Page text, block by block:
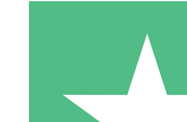
Individuele
Betaal per gebruik met downloadtegoeden.